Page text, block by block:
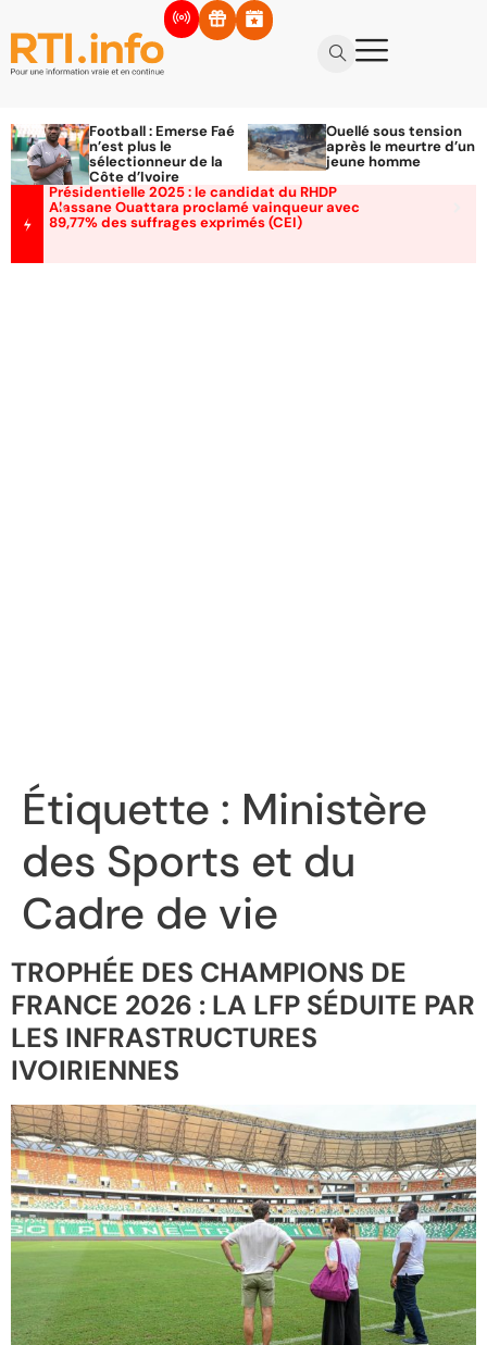
Football : Emerse Faé
n’est plus le
sélectionneur de la
Côte d’Ivoire
Ouellé sous tension
après le meurtre d’un
jeune homme
Présidentielle 2025 : le candidat du RHDP
Alassane Ouattara proclamé vainqueur avec
89,77% des suffrages exprimés (CEI)
Étiquette : Ministère
des Sports et du
Cadre de vie
TROPHÉE DES CHAMPIONS DE
FRANCE 2026 : LA LFP SÉDUITE PAR
LES INFRASTRUCTURES
IVOIRIENNES